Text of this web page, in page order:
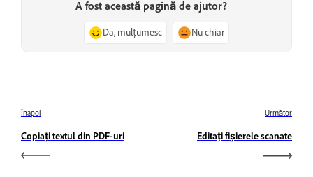
A fost această pagină de ajutor?
Da, mulțumesc Nu chiar
Înapoi
Copiați textul din PDF-uri
Următor
Editați fișierele scanate